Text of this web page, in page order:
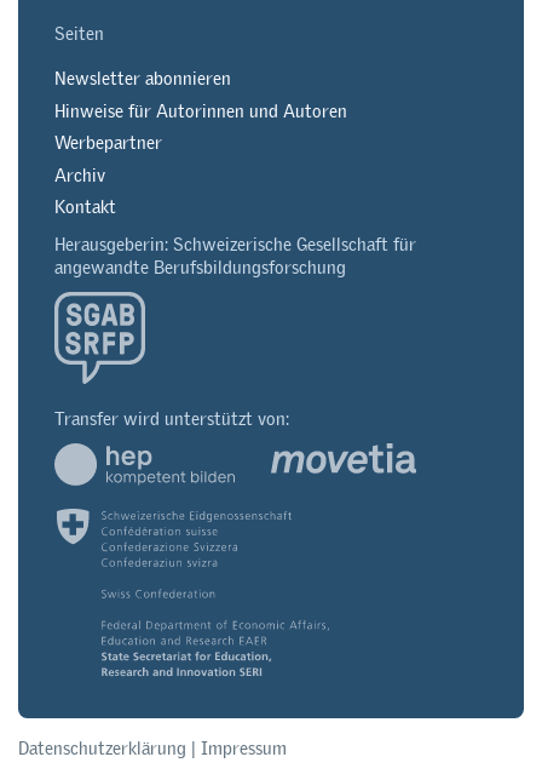
Seiten
Newsletter abonnieren
Hinweise für Autorinnen und Autoren
Werbepartner
Archiv
Kontakt
Herausgeberin: Schweizerische Gesellschaft für
angewandte Berufsbildungsforschung
Transfer wird unterstützt von:
Datenschutzerklärung | Impressum